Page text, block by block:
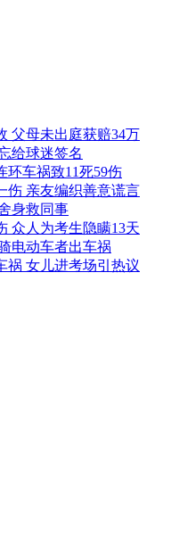
10万
假难辨
应
父母未出庭获赔34万
给球迷签名
环车祸致11死59伤
伤 亲友编织善意谎言
身救同事
众人为考生隐瞒13天
电动车者出车祸
祸 女儿进考场引热议